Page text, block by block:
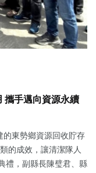
攜手邁向資源永續
的東勢鄉資源回收貯存
的成效，讓清潔隊人
禮，副縣長陳璧君、縣